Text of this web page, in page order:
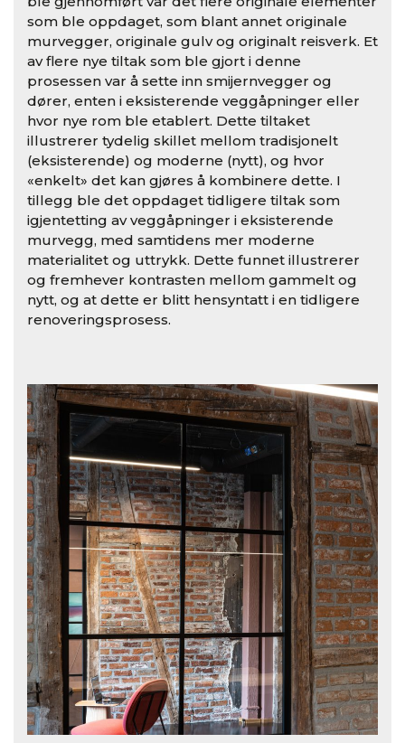
som ble oppdaget, som blant annet originale
murvegger, originale gulv og originalt reisverk. Et
av flere nye tiltak som ble gjort i denne
prosessen var å sette inn smijernvegger og
dører, enten i eksisterende veggåpninger eller
hvor nye rom ble etablert. Dette tiltaket
illustrerer tydelig skillet mellom tradisjonelt
(eksisterende) og moderne (nytt), og hvor
«enkelt» det kan gjøres å kombinere dette. I
tillegg ble det oppdaget tidligere tiltak som
igjentetting av veggåpninger i eksisterende
murvegg, med samtidens mer moderne
materialitet og uttrykk. Dette funnet illustrerer
og fremhever kontrasten mellom gammelt og
nytt, og at dette er blitt hensyntatt i en tidligere
renoveringsprosess.